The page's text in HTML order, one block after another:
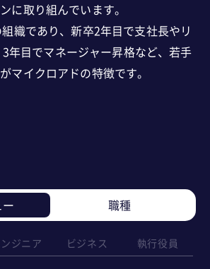
に取り組んでいます。
織であり、新卒2年目で支社長やリ
3年目でマネージャー昇格など、若手
マイクロアドの特徴です。
職種
ジニア ビジネス 執行役員